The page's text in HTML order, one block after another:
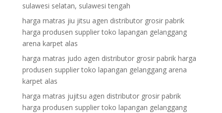
sulawesi selatan, sulawesi tengah
harga matras jiu jitsu agen distributor grosir pabrik
harga produsen supplier toko lapangan gelanggang
arena karpet alas
harga matras judo agen distributor grosir pabrik harga
produsen supplier toko lapangan gelanggang arena
karpet alas
harga matras jujitsu agen distributor grosir pabrik
harga produsen supplier toko lapangan gelanggang